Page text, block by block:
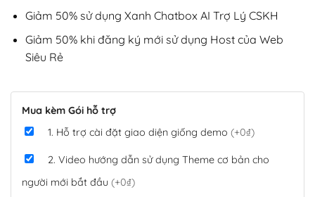
Giảm 50% sử dụng Xanh Chatbox AI Trợ Lý CSKH
Giảm 50% khi đăng ký mới sử dụng Host của Web
Siêu Rẻ
Mua kèm Gói hỗ trợ
1. Hỗ trợ cài đặt giao diện giống demo (+0₫)
2. Video hướng dẫn sử dụng Theme cơ bản cho
người mới bắt đầu (+0₫)